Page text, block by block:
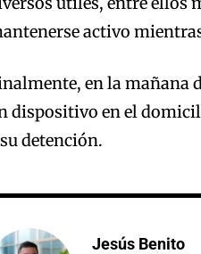
activo
en la mañana
dispositivo en el
detención.
Jesús Benito